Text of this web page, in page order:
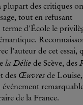
plupart des critiques
tout en refusant
terme d'École le
l'auteur de cet essai,
la Délie de Scève, des
des Œuvres de Louise,
événement
de la France.